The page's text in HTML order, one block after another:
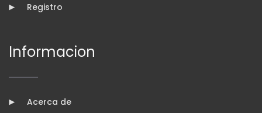
Registro
Informacion
Acerca de